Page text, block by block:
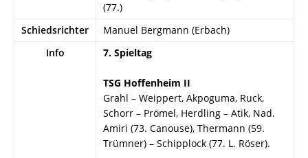
(77.)
Schiedsrichter
Manuel Bergmann (Erbach)
Info
7. Spieltag
TSG Hoffenheim II
Grahl – Weippert, Akpoguma, Ruck,
Schorr – Prömel, Herdling – Atik, Nad.
Amiri (73. Canouse), Thermann (59.
Trümner) – Schipplock (77. L. Röser).